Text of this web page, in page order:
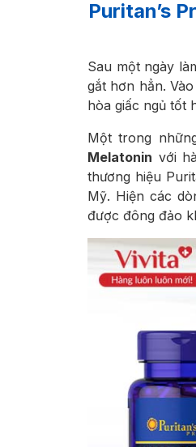
Puritan’s
Sau một ngày
gắt hơn hẳn.
hòa giấc ngủ tốt
Một trong
Melatonin với
thương hiệu
Mỹ. Hiện các
được đông đảo